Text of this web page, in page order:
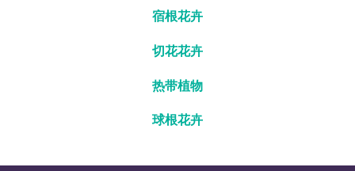
宿根花卉
切花花卉
热带植物
球根花卉